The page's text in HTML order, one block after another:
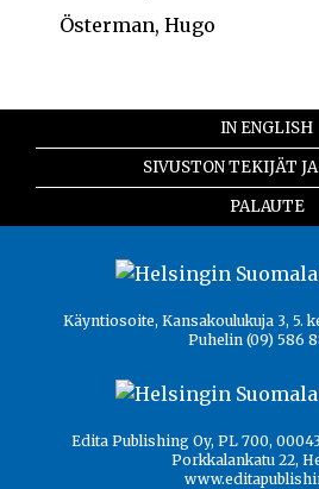
Österman, Hugo
IN ENGLISH
SIVUSTON TEKIJÄT
PALAUTE
Käyntiosoite, Kansakoulukuja 3, 5.
Puhelin (09) 586
Edita Publishing Oy, PL 700,
Porkkalankatu 22,